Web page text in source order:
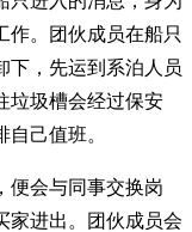
作。团伙成员在船只
下，先运到系泊人员
垃圾槽会经过保安
己值班。
便会与同事交换岗
家进出。团伙成员会